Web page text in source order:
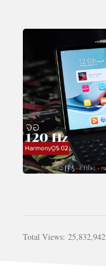
Total Views: 25,832,942